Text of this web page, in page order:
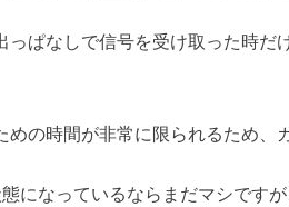
っぱなしで信号を受け取った時だ
めの時間が非常に限られるため、
になっているならまだマシです